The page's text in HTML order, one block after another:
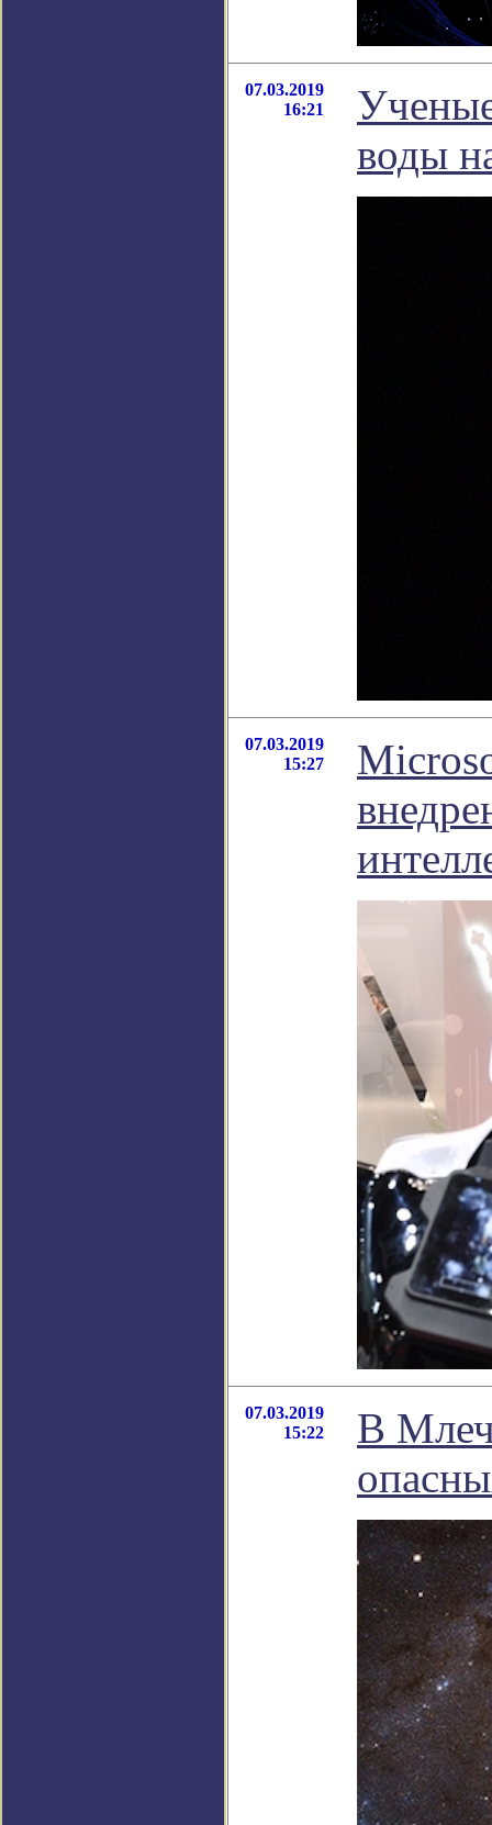
07.03.2019
16:21
воды
07.03.2019
15:27
07.03.2019
15:22
В